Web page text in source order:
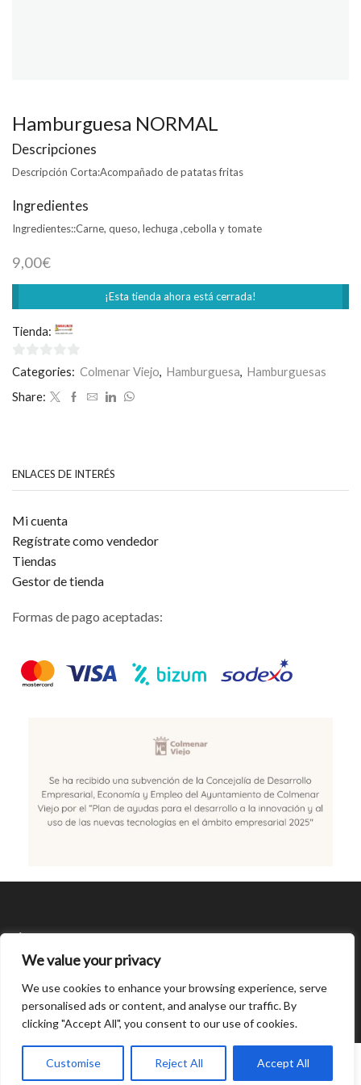
We value your privacy
We use cookies to enhance your browsing experience, serve
personalised ads or content, and analyse our traffic. By
clicking "Accept All", you consent to our use of cookies.
Customise Reject All Accept All
Hamburguesa NORMAL
Descripciones
Descripción Corta:Acompañado de patatas fritas
Ingredientes
Ingredientes::Carne, queso, lechuga ,cebolla y tomate
9,00€
¡Esta tienda ahora está cerrada!
Tienda:
0
5
Categories: Colmenar Viejo Hamburguesa Hamburguesas
Share:
ENLACES DE INTERÉS
Mi cuenta
Regístrate como vendedor
Tiendas
Gestor de tienda
Formas de pago aceptadas:
© Created by 8theme- Power Elite ThemeForest Author.
Home INICIAR SESIÓN Cart
Open
chaty